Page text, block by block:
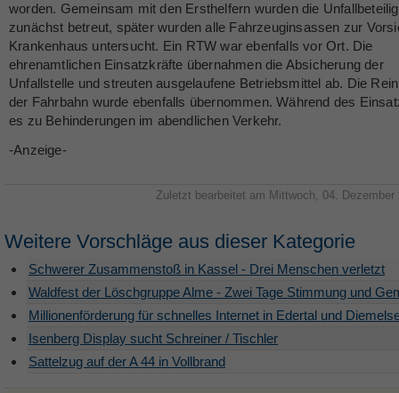
worden. Gemeinsam mit den Ersthelfern wurden die
zunächst betreut, später wurden alle Fahrzeuginsassen zur
Krankenhaus untersucht. Ein RTW war ebenfalls vor Ort. Die
ehrenamtlichen Einsatzkräfte übernahmen die Absicherung der
Unfallstelle und streuten ausgelaufene Betriebsmittel ab. Die
der Fahrbahn wurde ebenfalls übernommen. Während des
es zu Behinderungen im abendlichen Verkehr.
-Anzeige-
Zuletzt bearbeitet am Mittwoch, 04. Dezember
Weitere Vorschläge aus dieser Kategorie
Schwerer Zusammenstoß in Kassel - Drei Menschen verletzt
Waldfest der Löschgruppe Alme - Zwei Tage Stimmung und
Millionenförderung für schnelles Internet in Edertal und
Isenberg Display sucht Schreiner / Tischler
Sattelzug auf der A 44 in Vollbrand